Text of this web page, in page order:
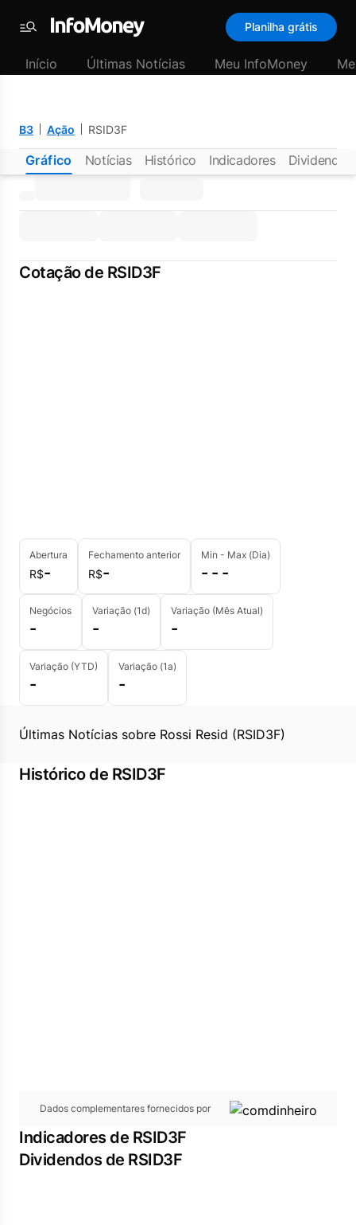
Menu
Planilha grátis
Início Últimas Notícias Meu InfoMoney
B3 Ação RSID3F
Gráfico Notícias Histórico Indicadores Dividendos
Cotação de RSID3F
Abertura
R$-
Fechamento anterior
R$-
Min - Max (Dia)
- - -
Negócios
-
Variação (1d)
-
Variação (Mês Atual)
-
Variação (YTD)
-
Variação (1a)
-
Últimas Notícias sobre Rossi Resid (RSID3F)
Histórico de RSID3F
Dados complementares fornecidos por
Indicadores de RSID3F
Dividendos de RSID3F